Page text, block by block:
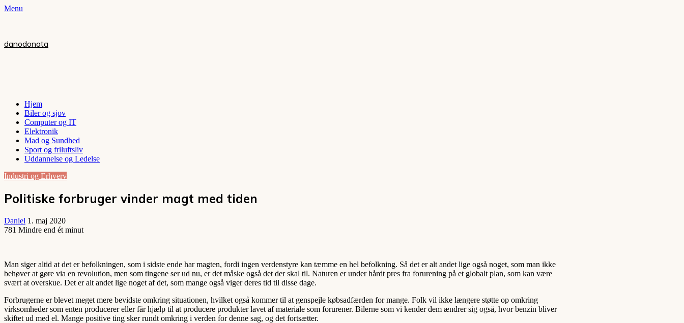
Menu
danodonata
Hjem
Biler og sjov
Computer og IT
Elektronik
Mad og Sundhed
Sport og friluftsliv
Uddannelse og Ledelse
Industri og Erhverv
Politiske forbruger vinder magt med tiden
Daniel 1. maj 2020
781 Mindre end ét minut
Man siger altid at det er befolkningen, som i sidste ende har magten, fordi ingen verdenstyre kan tæmme en hel befolkning. Så det er alt andet lige også noget, som man ikke
behøver at gøre via en revolution, men som tingene ser ud nu, er det måske også det der skal til. Naturen er under hårdt pres fra forurening på et globalt plan, som kan være
svært at overskue. Det er alt andet lige noget af det, som mange også viger deres tid til disse dage.
Forbrugerne er blevet meget mere bevidste omkring situationen, hvilket også kommer til at genspejle købsadfærden for mange. Folk vil ikke længere støtte op omkring
virksomheder som enten producerer eller får hjælp til at producere produkter lavet af materiale som forurener. Bilerne som vi kender dem ændrer sig også, hvor benzin bliver
skiftet ud med el. Mange positive ting sker rundt omkring i verden for denne sag, og det fortsætter.